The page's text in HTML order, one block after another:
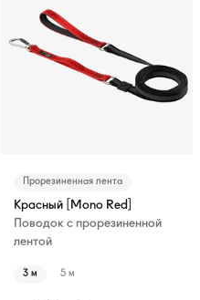
Прорезиненная лента
Красный [Mono Red]
Поводок с прорезиненной
лентой
3 м 5 м